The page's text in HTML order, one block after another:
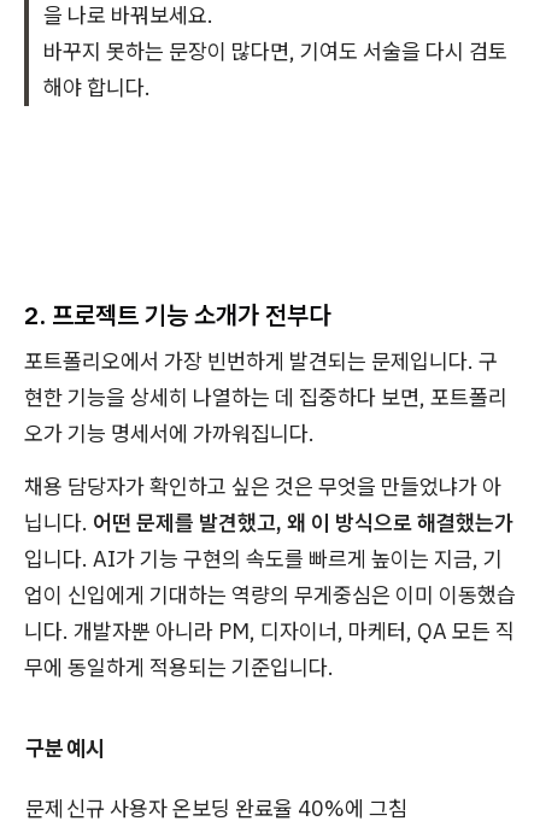
을 나로 바꿔보세요.
바꾸지 못하는 문장이 많다면, 기여도 서술을 다시 검토
해야 합니다.
2. 프로젝트 기능 소개가 전부다
포트폴리오에서 가장 빈번하게 발견되는 문제입니다. 구
현한 기능을 상세히 나열하는 데 집중하다 보면, 포트폴리
오가 기능 명세서에 가까워집니다.
채용 담당자가 확인하고 싶은 것은 무엇을 만들었냐가 아
닙니다. 어떤 문제를 발견했고, 왜 이 방식으로 해결했는가
입니다. AI가 기능 구현의 속도를 빠르게 높이는 지금, 기
업이 신입에게 기대하는 역량의 무게중심은 이미 이동했습
니다. 개발자뿐 아니라 PM, 디자이너, 마케터, QA 모든 직
무에 동일하게 적용되는 기준입니다.
구분예시
문제 신규 사용자 온보딩 완료율 40%에 그침